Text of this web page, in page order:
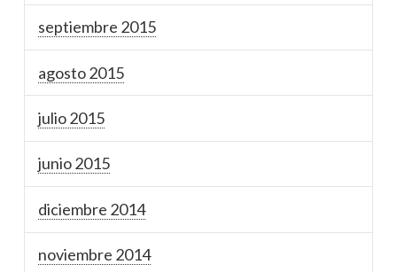
septiembre 2015
agosto 2015
julio 2015
junio 2015
diciembre 2014
noviembre 2014